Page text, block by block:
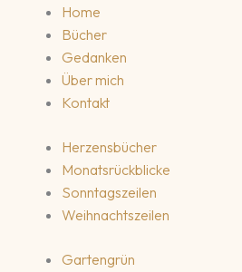
Home
Bücher
Gedanken
Über mich
Kontakt
Herzensbücher
Monatsrückblicke
Sonntagszeilen
Weihnachtszeilen
Gartengrün